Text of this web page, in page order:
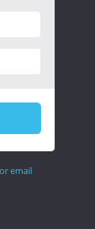
email